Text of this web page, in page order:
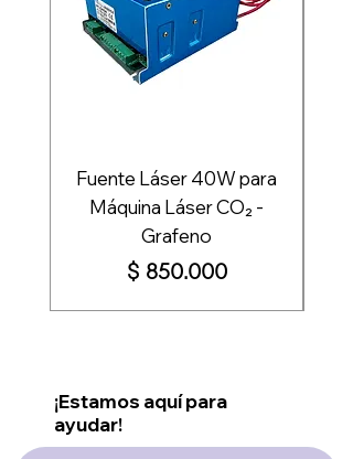
Fuente Láser 40W para
Máquina Láser CO₂ -
Grafeno
Precio
$ 850.000
¡Estamos aquí para
ayudar!